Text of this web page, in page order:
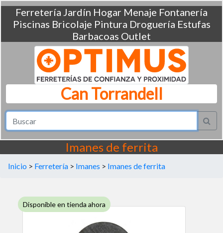
Ferretería Jardín Hogar Menaje Fontanería
Piscinas Bricolaje Pintura Droguería Estufas
Barbacoas Outlet
Can Torrandell
Imanes de ferrita
Inicio > Ferretería > Imanes > Imanes de ferrita
Disponible en tienda ahora